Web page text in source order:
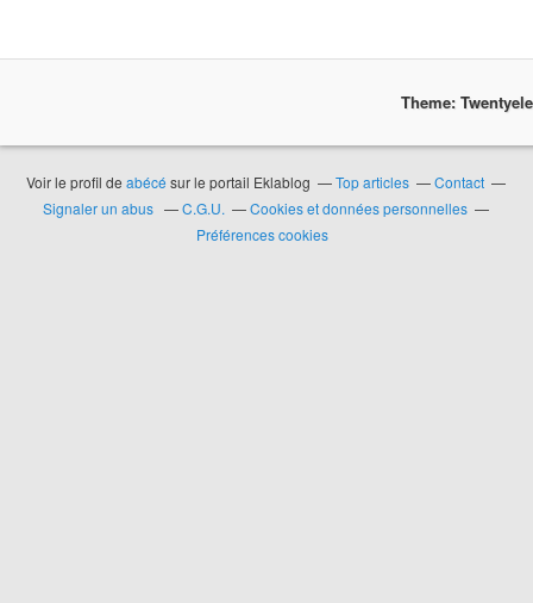
Theme:
Voir le profil deabécé sur le portail Eklablog Top articles
Contact
Signaler un abus
C.G.U.
Cookies et données personnelles
Préférences cookies